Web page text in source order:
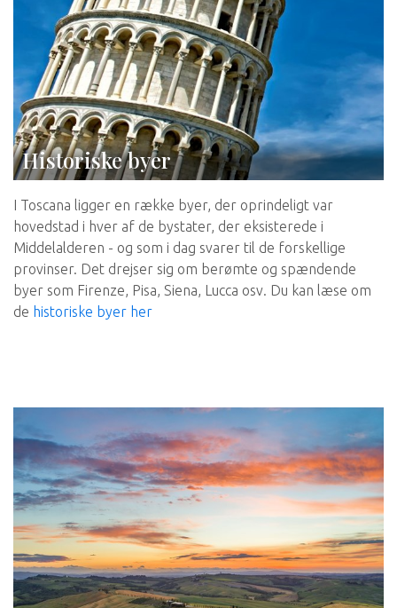
Historiske byer
I Toscana ligger en række byer, der oprindeligt var
hovedstad i hver af de bystater, der eksisterede i
Middelalderen - og som i dag svarer til de forskellige
provinser. Det drejser sig om berømte og spændende
byer som Firenze, Pisa, Siena, Lucca osv. Du kan læse om
de historiske byer her